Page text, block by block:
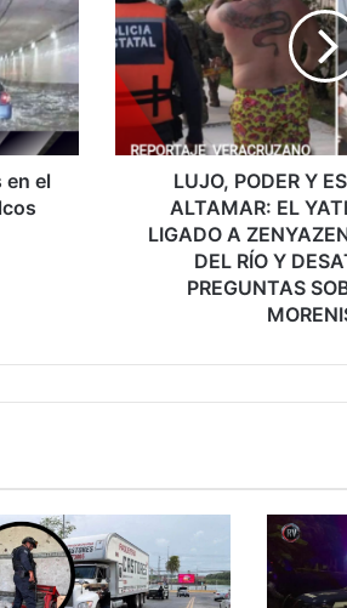
el
ESCÁNDALO
EN
ALTAMAR:
EL
YATE
MILLONARIO
ZENYAZEN
DESATA
ÉLITE
MORENISTA
LUJO, PODER Y
ALTAMAR: EL
LIGADO A
DEL RÍO Y
PREGUNTAS